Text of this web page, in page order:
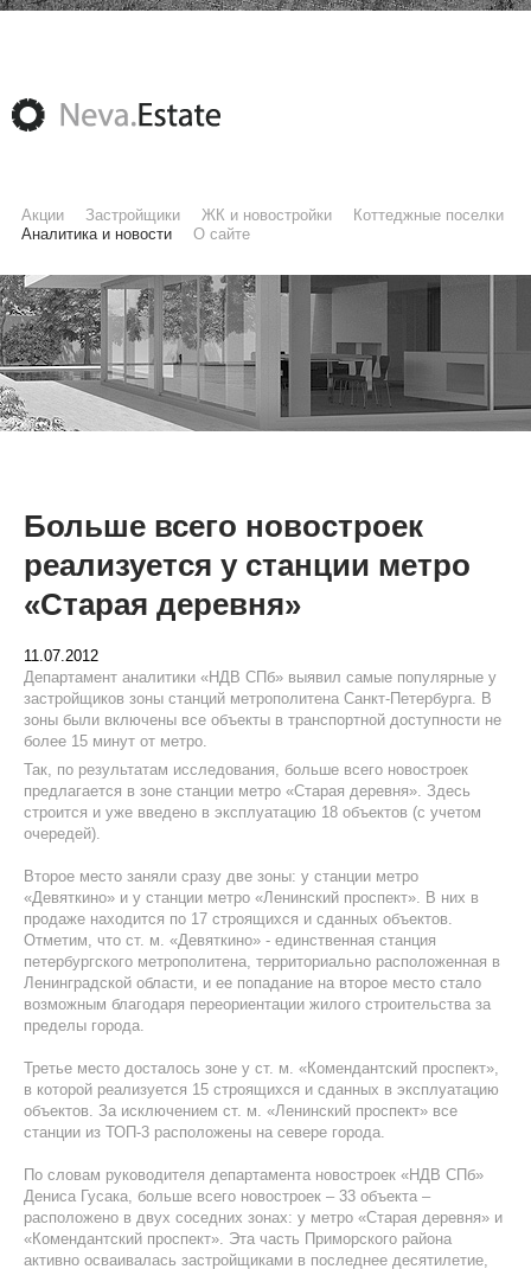
Акции Застройщики ЖК и новостройки
Коттеджные поселки
Аналитика и новости
О сайте
Больше всего новостроек
реализуется у станции метро
«Старая деревня»
11.07.2012
Департамент аналитики «НДВ СПб» выявил самые популярные у
застройщиков зоны станций метрополитена Санкт-Петербурга. В
зоны были включены все объекты в транспортной доступности не
более 15 минут от метро.
Так, по результатам исследования, больше всего новостроек
предлагается в зоне станции метро «Старая деревня». Здесь
строится и уже введено в эксплуатацию 18 объектов (с учетом
очередей).
Второе место заняли сразу две зоны: у станции метро
«Девяткино» и у станции метро «Ленинский проспект». В них в
продаже находится по 17 строящихся и сданных объектов.
Отметим, что ст. м. «Девяткино» - единственная станция
петербургского метрополитена, территориально расположенная в
Ленинградской области, и ее попадание на второе место стало
возможным благодаря переориентации жилого строительства за
пределы города.
Третье место досталось зоне у ст. м. «Комендантский проспект»,
в которой реализуется 15 строящихся и сданных в эксплуатацию
объектов. За исключением ст. м. «Ленинский проспект» все
станции из ТОП-3 расположены на севере города.
По словам руководителя департамента новостроек «НДВ СПб»
Дениса Гусака, больше всего новостроек – 33 объекта –
расположено в двух соседних зонах: у метро «Старая деревня» и
«Комендантский проспект». Эта часть Приморского района
активно осваивалась застройщиками в последнее десятилетие,